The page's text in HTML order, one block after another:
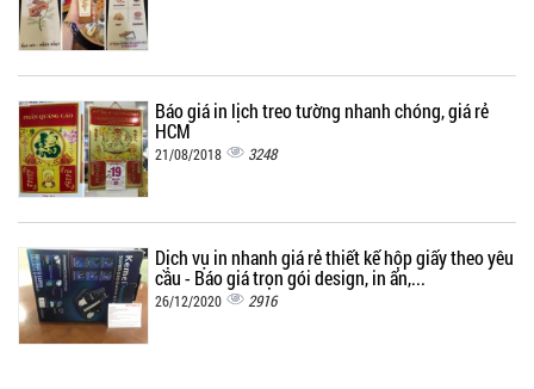
Báo giá in lịch treo tường nhanh chóng, giá rẻ
HCM
21/08/2018 3248
Dịch vụ in nhanh giá rẻ thiết kế hộp giấy theo yêu
cầu - Báo giá trọn gói design, in ấn,...
26/12/2020 2916